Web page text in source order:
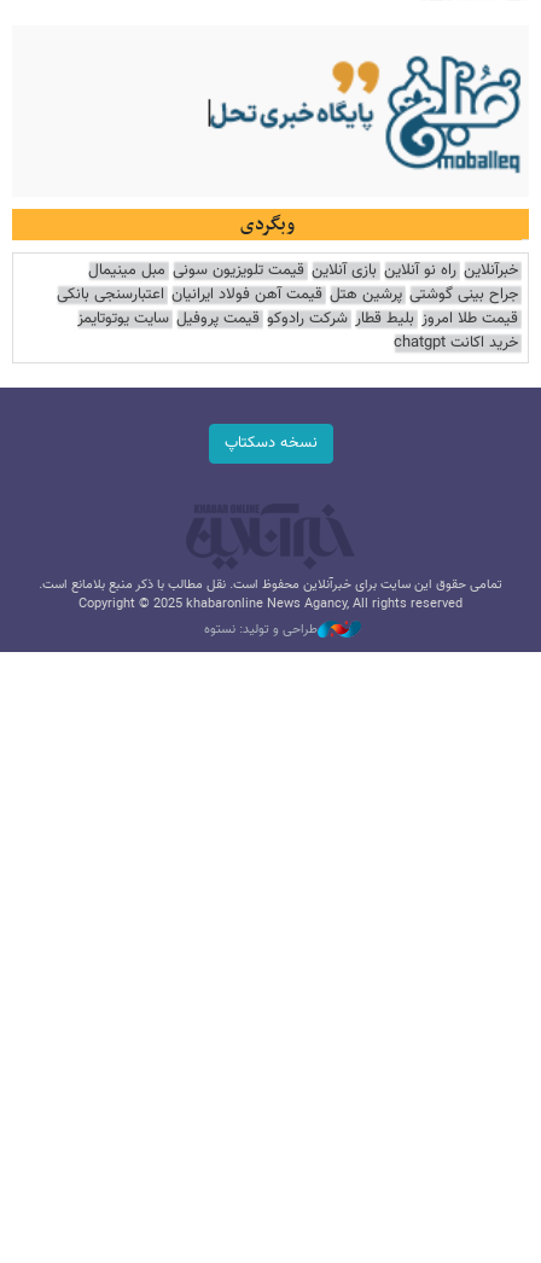
وبگردی
خبرآنلاین راه نو آنلاین بازی آنلاین قیمت تلویزیون سونی مبل مینیمال
جراح بینی گوشتی پرشین هتل قیمت آهن فولاد ایرانیان اعتبارسنجی بانکی
قیمت طلا امروز بلیط قطار شرکت رادوکو قیمت پروفیل سایت یوتوتایمز
خرید اکانت chatgpt
نسخه دسکتاپ
تمامی حقوق این سایت برای خبرآنلاین محفوظ است. نقل مطالب با ذکر منبع بلامانع است.
Copyright © 2025 khabaronline News Agancy, All rights reserved
طراحی و تولید: نستوه